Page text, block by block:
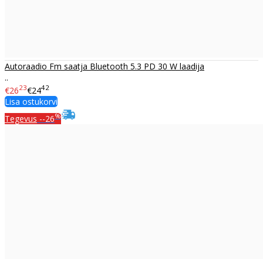
Autoraadio Fm saatja Bluetooth 5.3 PD 30 W laadija
..
€2623€2442
Lisa ostukorvi
Tegevus --26%